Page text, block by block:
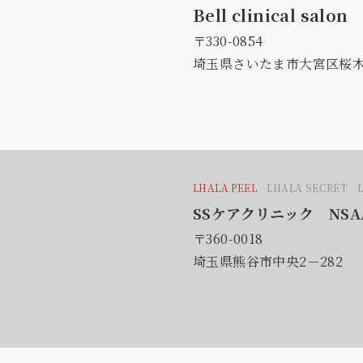
Bell clinical salon
〒330-0854
埼玉県さいたま市大宮区桜
LHALA PEEL LHALA SECRET
SSケアクリニック
〒360-0018
埼玉県熊谷市中央2－282